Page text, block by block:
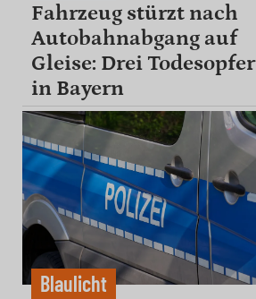
Fahrzeug stürzt nach
Autobahnabgang auf
Gleise: Drei Todesopfer
in Bayern
Blaulicht